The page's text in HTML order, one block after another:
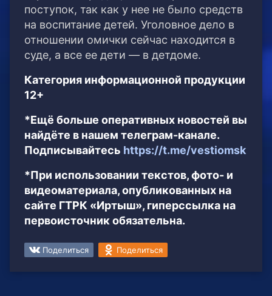
поступок, так как у нее не было средств
на воспитание детей. Уголовное дело в
отношении омички сейчас находится в
суде, а все ее дети — в детдоме.
Категория информационной продукции
12+
*Ещё больше оперативных новостей вы
найдёте в нашем телеграм-канале.
Подписывайтесь https://t.me/vestiomsk
*При использовании текстов, фото- и
видеоматериала, опубликованных на
сайте ГТРК «Иртыш», гиперссылка на
первоисточник обязательна.
Поделиться Поделиться